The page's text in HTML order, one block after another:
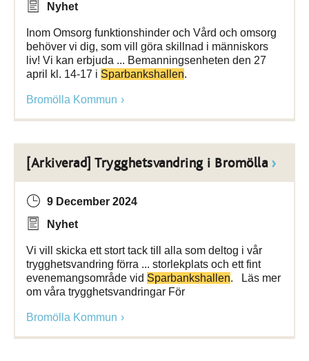
Nyhet
Inom Omsorg funktionshinder och Vård och omsorg
behöver vi dig, som vill göra skillnad i människors
liv! Vi kan erbjuda ... Bemanningsenheten den 27
april kl. 14-17 i Sparbankshallen.
Bromölla Kommun
[Arkiverad] Trygghetsvandring i Bromölla
9 December 2024
Nyhet
Vi vill skicka ett stort tack till alla som deltog i vår
trygghetsvandring förra ... storlekplats och ett fint
evenemangsområde vid Sparbankshallen. Läs mer
om våra trygghetsvandringar För
Bromölla Kommun